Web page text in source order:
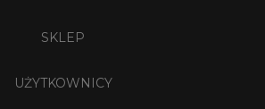
SKLEP
UŻYTKOWNICY